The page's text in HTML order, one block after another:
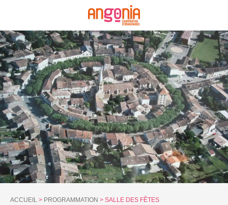
ACCUEIL > PROGRAMMATION > SALLE DES FÊTES